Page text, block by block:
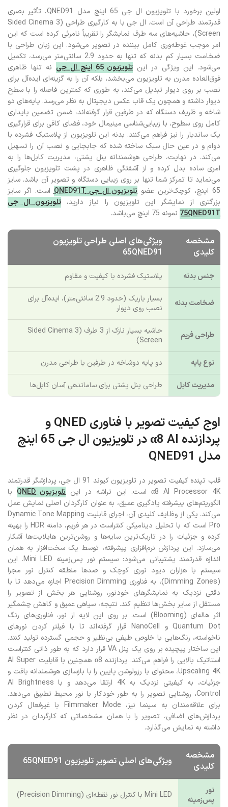
65QNED91
اولین برخورد با تلویزیون ال جی 65 اینچ مدل QNED91، تأثیر بصری
قدرتمند طراحی آن است. ال جی با به کارگیری طراحی (3 Sided Cinema
Screen)، حاشیه‌های سه طرف نمایشگر را تقریباً نامرئی کرده است که این
امر موجب غوطه‌وری کامل بیننده در تصویر می‌شود. این زبان طراحی با
ضخامت بسیار کم بدنه که تنها به حدود 2.9 سانتی‌متر می‌رسد، تکمیل
می‌شود. این ویژگی در اینتلویزیون 65 اینچ ال جی
نه تنها ظاهری
فوق‌العاده مدرن به تلویزیون می‌بخشد، بلکه آن را به گزینه‌ای ایده‌آل برای
نصب بر روی دیوار تبدیل می‌کند، به طوری که کمترین فاصله را با سطح
دیوار داشته و همچون یک قاب عکس دیجیتال به نظر می‌رسد. پایه‌های دو
شاخه و ظریف دستگاه که در طرفین قرار گرفته‌اند، ضمن تضمین پایداری
کامل روی سطوح، با زیبایی‌شناسی مینیمال خود، فضای کافی برای قرارگیری
یک ساندبار را نیز فراهم می‌کنند. بدنه این تلویزیون از پلاستیک فشرده با
دوام و در عین حال سبک ساخته شده که جابجایی و نصب آن را تسهیل
می‌کند. در نهایت، طراحی هوشمندانه پنل پشتی، مدیریت کابل‌ها را به
امری ساده بدل کرده و از آشفتگی ظاهری در پشت تلویزیون جلوگیری
می‌نماید تا تمرکز شما تنها بر روی زیبایی دستگاه و تصویر آن باشد. سایز
65 اینچ، کوچک‌ترین عضو
تلویزیون ال جی QNED91T
است. اگر سایز
بزرگتری از نمایشگر این تلویزیون را نیاز دارید،
75QNED91Tنمونه 75 اینچ می‌باشد.
مشخصه
کلیدی
ویژگی‌های اصلی طراحی تلویزیون
65QNED91
پلاستیک فشرده با کیفیت و مقاوم
ضخامت بدنه
نصب روی دیوار
طراحی فریم
Screen)
نوع پایه دو پایه دوشاخه در طرفین با طراحی مدرن
اوج کیفیت تصویر با فناوری QNED و
مدل QNED91
قلب تپنده کیفیت تصویر در تلویزیون کیوند 91 ال جی، پردازشگر قدرتمند
α8 AI Processor 4K است. این تراشه در این
تلویزیون QNED
با
الگوریتم‌های پیشرفته یادگیری عمیق، به عنوان کارگردان اصلی نمایش عمل
می‌کند. یکی از وظایف کلیدی آن، اجرای قابلیت Dynamic Tone Mapping
Pro است که با تحلیل دینامیکی کنتراست در هر فریم، دامنه HDR را بهینه
کرده و جزئیات را در تاریک‌ترین سایه‌ها و روشن‌ترین هایلایت‌ها آشکار
می‌سازد. این پردازش نرم‌افزاری پیشرفته، توسط یک سخت‌افزار به همان
اندازه قدرتمند پشتیبانی می‌شود: سیستم نور پس‌زمینه Mini LED. این
سیستم با هزاران دیود نوری کوچک و صدها منطقه کنترل نور مجزا
(Dimming Zones)، به فناوری Precision Dimming اجازه می‌دهد تا با
دقتی نزدیک به نمایشگرهای خودنور، روشنایی هر بخش از تصویر را
مستقل از سایر بخش‌ها تنظیم کند. نتیجه، سیاهی عمیق و کاهش چشمگیر
اثر هاله‌ای (Blooming) است. بر روی این لایه از نور، فناوری‌های رنگ
Quantum Dot و NanoCell قرار گرفته‌اند تا با فیلتر کردن نورهای
ناخواسته، رنگ‌هایی با خلوص طیفی بی‌نظیر و حجمی گسترده تولید کنند.
این ساختار پیچیده بر روی یک پنل VA قرار دارد که به طور ذاتی کنتراست
استاتیک بالایی را فراهم می‌کند. پردازنده α8 همچنین با قابلیت AI Super
Upscaling 4K، محتوای با رزولوشن پایین را با بازسازی هوشمندانه بافت و
جزئیات، به کیفیتی نزدیک به 4K ارتقا می‌دهد و با AI Brightness
Control، روشنایی تصویر را به طور خودکار با نور محیط تطبیق می‌دهد.
برای علاقه‌مندان به سینما نیز، Filmmaker Mode با غیرفعال کردن
پردازش‌های اضافی، تصویر را با همان مشخصاتی که کارگردان در نظر
داشته به نمایش می‌گذارد.
مشخصه
کلیدی
ویژگی‌های اصلی تصویر تلویزیون 65QNED91